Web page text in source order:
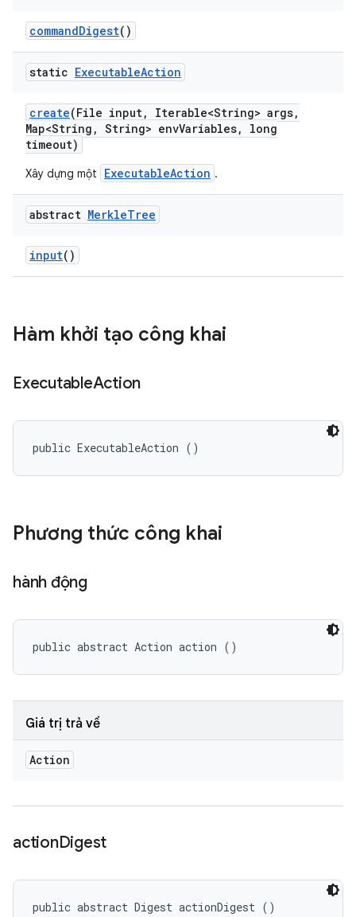
commandDigest()
static ExecutableAction
create(File input, Iterable<String> args,
Map<String , String> envVariables,
long
timeout)
Xây dựng một ExecutableAction .
abstract MerkleTree
input()
Hàm khởi tạo công khai
ExecutableAction
public ExecutableAction ()
Phương thức công khai
hành động
public abstract Action action ()
Giá trị trả về
Action
actionDigest
public abstract Digest actionDigest ()